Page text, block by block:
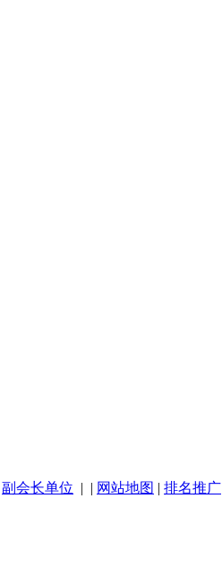
副会长单位 | | 网站地图 | 排名推广